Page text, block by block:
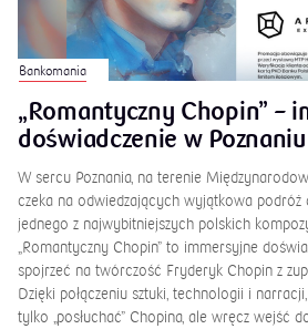
Bankomania
„Romantyczny Chopin” –
doświadczenie w Poznaniu
W sercu Poznania, na terenie
czeka na odwiedzających wyjątkowa
jednego z najwybitniejszych polskich
„Romantyczny Chopin” to immersyjne
spojrzeć na twórczość Fryderyk Chopin z
Dzięki połączeniu sztuki, technologii i
tylko „posłuchać” Chopina, ale wręcz wejść